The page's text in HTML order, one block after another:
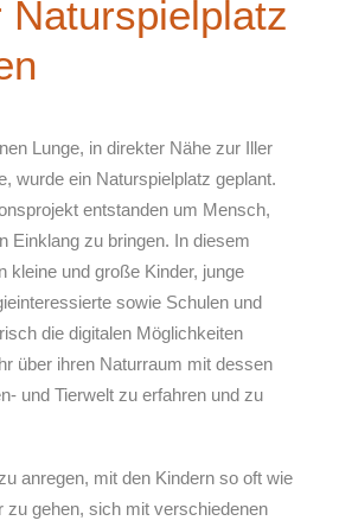
Naturspielplatz
Lunge, in direkter Nähe zur Iller
wurde ein Naturspielplatz geplant.
entstanden um Mensch,
Einklang zu bringen. In diesem
kleine und große Kinder, junge
sowie Schulen und
die digitalen Möglichkeiten
über ihren Naturraum mit dessen
und Tierwelt zu erfahren und zu
anregen, mit den Kindern so oft wie
zu gehen, sich mit verschiedenen